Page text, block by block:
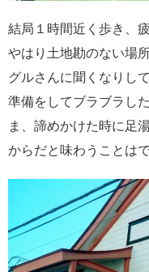
結局１時間近く歩き、
やはり土地勘のない場
グルさんに聞くなりし
準備をしてブラブラし
ま、諦めかけた時に足
からだと味わうことは